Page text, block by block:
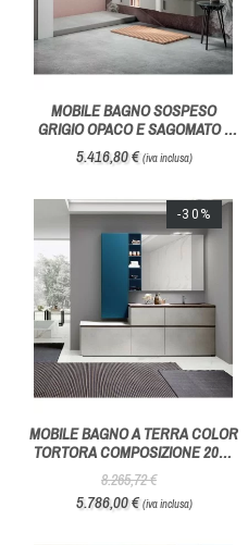
MOBILE BAGNO SOSPESO
GRIGIO OPACO E SAGOMATO -
HAFRO GEROMIN
5.416,80 €(iva inclusa)
MOBILE BAGNO A TERRA COLOR
TORTORA COMPOSIZIONE 204 -
AZZURRA BAGNI
8.265,72 €
5.786,00 €(iva inclusa)
-30%